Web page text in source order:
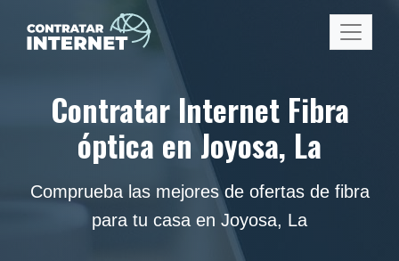
Contratar Internet Fibra
óptica en Joyosa, La
Comprueba las mejores de ofertas de fibra
para tu casa en Joyosa, La